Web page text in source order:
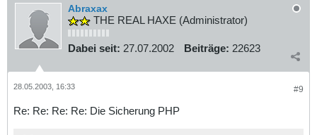
Abraxax
THE REAL HAXE (Administrator)
Dabei seit: 27.07.2002 Beiträge: 22623
#9
28.05.2003, 16:33
Re: Re: Re: Re: Die Sicherung PHP